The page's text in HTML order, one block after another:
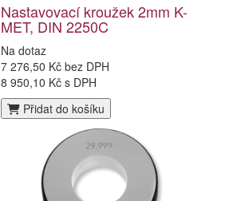
Nastavovací kroužek 2mm K-
MET, DIN 2250C
Na dotaz
7 276,50 Kč bez DPH
8 950,10 Kč s DPH
Přidat do košíku